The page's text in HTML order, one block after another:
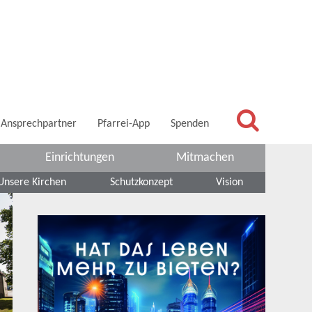
Ansprechpartner Pfarrei-App Spenden
Einrichtungen Mitmachen
Kirchen Schutzkonzept Vision